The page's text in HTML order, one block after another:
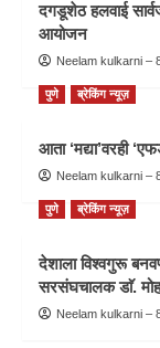
दगडूशेठ हलवाई
आयोजन
Neelam kulkarni –
पुणे ब्रेकिंग न्यूज़
आता ‘मद्या’वरही
Neelam kulkarni –
पुणे ब्रेकिंग न्यूज़
देशाला विश्वगुरू
सरसंघचालक डाॅ.
Neelam kulkarni –